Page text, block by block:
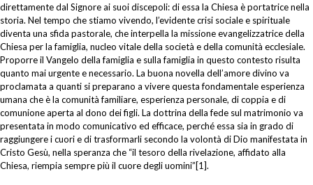
direttamente dal Signore ai suoi discepoli: di essa la Chiesa è portatrice nella
storia. Nel tempo che stiamo vivendo, l’evidente crisi sociale e spirituale
diventa una sfida pastorale, che interpella la missione evangelizzatrice della
Chiesa per la famiglia, nucleo vitale della società e della comunità ecclesiale.
Proporre il Vangelo della famiglia e sulla famiglia in questo contesto risulta
quanto mai urgente e necessario. La buona novella dell’amore divino va
proclamata a quanti si preparano a vivere questa fondamentale esperienza
umana che è la comunità familiare, esperienza personale, di coppia e di
comunione aperta al dono dei figli. La dottrina della fede sul matrimonio va
presentata in modo comunicativo ed efficace, perché essa sia in grado di
raggiungere i cuori e di trasformarli secondo la volontà di Dio manifestata in
Cristo Gesù, nella speranza che “il tesoro della rivelazione, affidato alla
Chiesa, riempia sempre più il cuore degli uomini”[1].